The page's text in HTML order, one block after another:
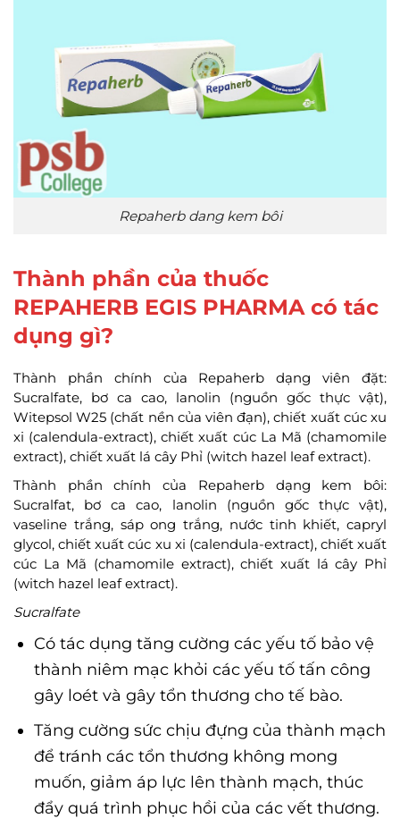
Repaherb dang kem bôi
Thành phần của thuốc
REPAHERB EGIS PHARMA có tác
dụng gì?
Thành phần chính của Repaherb dạng viên đặt:
Sucralfate, bơ ca cao, lanolin (nguồn gốc thực vật),
Witepsol W25 (chất nền của viên đạn), chiết xuất cúc xu
xi (calendula-extract), chiết xuất cúc La Mã (chamomile
extract), chiết xuất lá cây Phỉ (witch hazel leaf extract).
Thành phần chính của Repaherb dạng kem bôi:
Sucralfat, bơ ca cao, lanolin (nguồn gốc thực vật),
vaseline trắng, sáp ong trắng, nước tinh khiết, capryl
glycol, chiết xuất cúc xu xi (calendula-extract), chiết xuất
cúc La Mã (chamomile extract), chiết xuất lá cây Phỉ
(witch hazel leaf extract).
Sucralfate
Có tác dụng tăng cường các yếu tố bảo vệ
thành niêm mạc khỏi các yếu tố tấn công
gây loét và gây tổn thương cho tế bào.
Tăng cường sức chịu đựng của thành mạch
để tránh các tổn thương không mong
muốn, giảm áp lực lên thành mạch, thúc
đẩy quá trình phục hồi của các vết thương.